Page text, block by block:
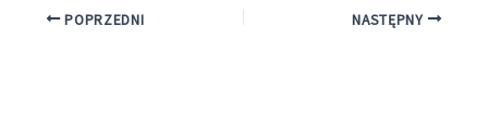
POPRZEDNI NASTĘPNY